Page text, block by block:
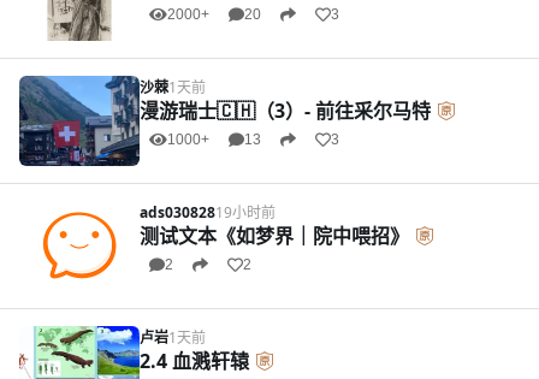
2000+ 20 3
沙棘1天前
漫游瑞士🇨🇭（3）- 前往采尔马特
1000+ 13 3
ads03082819小时前
测试文本《如梦界｜院中喂招》
2 2
卢岩1天前
2.4 血溅轩辕